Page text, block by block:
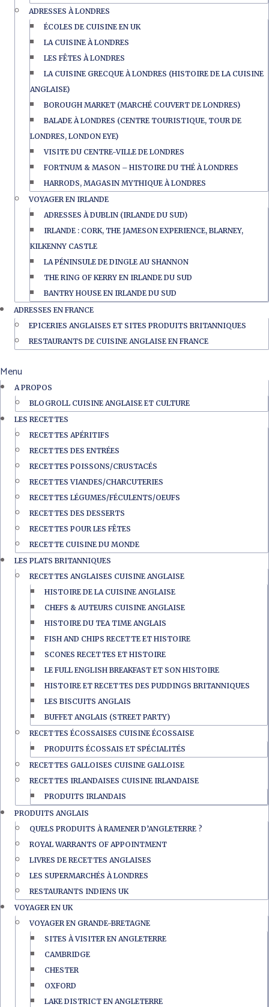
ADRESSES À LONDRES
ÉCOLES DE CUISINE EN UK
LA CUISINE À LONDRES
LES FÊTES À LONDRES
LA CUISINE GRECQUE À LONDRES (HISTOIRE DE LA CUISINE
ANGLAISE)
BOROUGH MARKET (MARCHÉ COUVERT DE LONDRES)
BALADE À LONDRES (CENTRE TOURISTIQUE, TOUR DE
LONDRES, LONDON EYE)
VISITE DU CENTRE-VILLE DE LONDRES
FORTNUM & MASON – HISTOIRE DU THÉ À LONDRES
HARRODS, MAGASIN MYTHIQUE À LONDRES
VOYAGER EN IRLANDE
ADRESSES À DUBLIN (IRLANDE DU SUD)
IRLANDE : CORK, THE JAMESON EXPERIENCE, BLARNEY,
KILKENNY CASTLE
LA PÉNINSULE DE DINGLE AU SHANNON
THE RING OF KERRY EN IRLANDE DU SUD
BANTRY HOUSE EN IRLANDE DU SUD
ADRESSES EN FRANCE
EPICERIES ANGLAISES ET SITES PRODUITS BRITANNIQUES
RESTAURANTS DE CUISINE ANGLAISE EN FRANCE
Menu
A PROPOS
BLOGROLL CUISINE ANGLAISE ET CULTURE
LES RECETTES
RECETTES APÉRITIFS
RECETTES DES ENTRÉES
RECETTES POISSONS/CRUSTACÉS
RECETTES VIANDES/CHARCUTERIES
RECETTES LÉGUMES/FÉCULENTS/OEUFS
RECETTES DES DESSERTS
RECETTES POUR LES FÊTES
RECETTE CUISINE DU MONDE
LES PLATS BRITANNIQUES
RECETTES ANGLAISES CUISINE ANGLAISE
HISTOIRE DE LA CUISINE ANGLAISE
CHEFS & AUTEURS CUISINE ANGLAISE
HISTOIRE DU TEA TIME ANGLAIS
FISH AND CHIPS RECETTE ET HISTOIRE
SCONES RECETTES ET HISTOIRE
LE FULL ENGLISH BREAKFAST ET SON HISTOIRE
HISTOIRE ET RECETTES DES PUDDINGS BRITANNIQUES
LES BISCUITS ANGLAIS
BUFFET ANGLAIS (STREET PARTY)
RECETTES ÉCOSSAISES CUISINE ÉCOSSAISE
PRODUITS ÉCOSSAIS ET SPÉCIALITÉS
RECETTES GALLOISES CUISINE GALLOISE
RECETTES IRLANDAISES CUISINE IRLANDAISE
PRODUITS IRLANDAIS
PRODUITS ANGLAIS
QUELS PRODUITS À RAMENER D’ANGLETERRE ?
ROYAL WARRANTS OF APPOINTMENT
LIVRES DE RECETTES ANGLAISES
LES SUPERMARCHÉS À LONDRES
RESTAURANTS INDIENS UK
VOYAGER EN UK
VOYAGER EN GRANDE-BRETAGNE
SITES À VISITER EN ANGLETERRE
CAMBRIDGE
CHESTER
OXFORD
LAKE DISTRICT EN ANGLETERRE